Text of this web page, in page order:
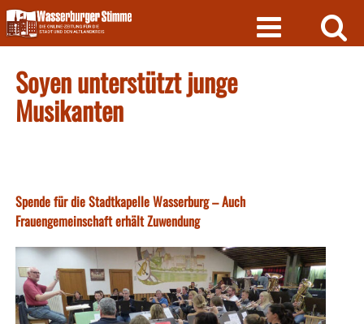
Skip
to
content
Soyen unterstützt junge
Musikanten
Spende für die Stadtkapelle Wasserburg – Auch
Frauengemeinschaft erhält Zuwendung